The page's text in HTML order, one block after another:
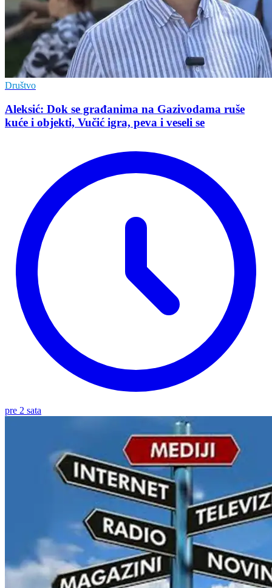
Društvo
Aleksić: Dok se građanima na Gazivodama ruše
kuće i objekti, Vučić igra, peva i veseli se
pre 2 sata